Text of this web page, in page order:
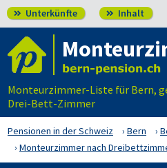
 Unterkünfte  Inhalt
Monteurzimmer-Liste für Bern,
Drei-Bett-Zimmer
Pensionen in der Schweiz Bern
Monteurzimmer nach